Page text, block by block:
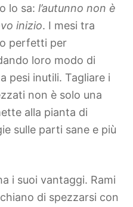
lo sa: l’autunno non è
inizio. I mesi tra
perfetti per
loro modo di
pesi inutili. Tagliare i
non è solo una
alla pianta di
sulle parti sane e più
i suoi vantaggi. Rami
di spezzarsi con